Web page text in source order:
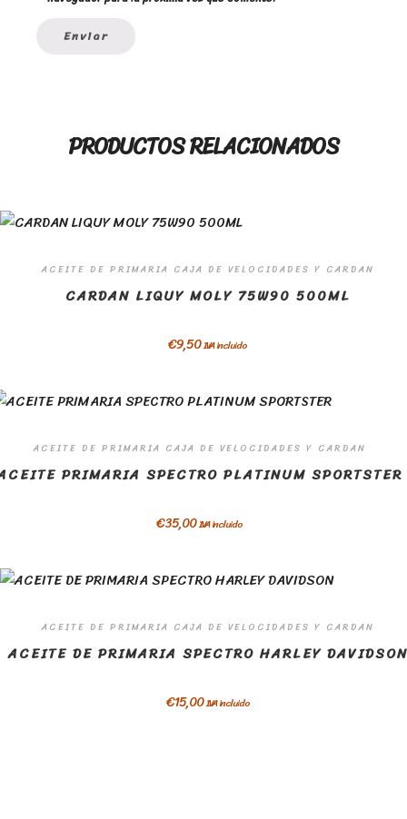
PRODUCTOS RELACIONADOS
ACEITE DE PRIMARIA CAJA DE VELOCIDADES Y CARDAN
CARDAN LIQUY MOLY 75W90 500ML
€9,50IVA incluido
ACEITE DE PRIMARIA CAJA DE VELOCIDADES Y CARDAN
PRIMARIA SPECTRO PLATINUM SPORTSTER
€35,00IVA incluido
ACEITE DE PRIMARIA CAJA DE VELOCIDADES Y CARDAN
ACEITE DE PRIMARIA SPECTRO HARLEY DAVIDSON
€15,00IVA incluido